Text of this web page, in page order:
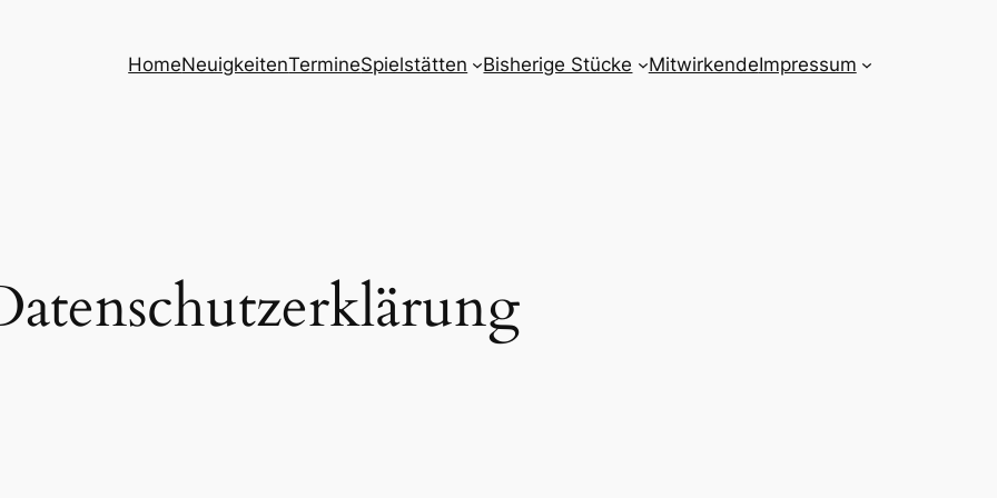
HomeNeuigkeitenTermineSpielstätten Bisherige Stücke MitwirkendeImpressum